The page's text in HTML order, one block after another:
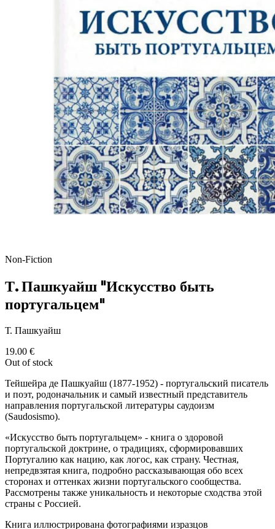
Non-Fiction
Т. Пашкуайш "Искусство быть
португальцем"
Т. Пашкуайш
19.00 €
Out of stock
Тейшейра де Пашкуайш (1877-1952) - португальский писатель
и поэт, родоначальник и самый известный представитель
направления португальской литературы саудоизм
(Saudosismo).
«Искусство быть португальцем» - книга о здоровой
португальской доктрине, о традициях, сформировавших
Португалию как нацию, как логос, как страну. Честная,
непредвзятая книга, подробно рассказывающая обо всех
сторонах и оттенках жизни португальского сообщества.
Рассмотрены также уникальность и некоторые сходства этой
страны с Россией.
Книга иллюстрирована фотографиями изразцов